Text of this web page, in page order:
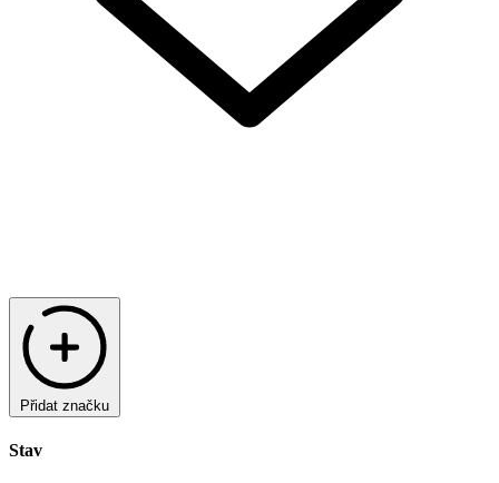
Přidat značku
Stav